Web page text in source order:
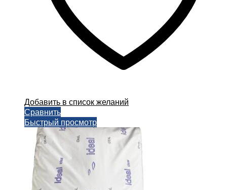
Добавить в список желаний
Сравнить
Быстрый просмотр